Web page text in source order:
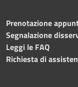
Prenotazione
Segnalazione
Leggi le FAQ
Richiesta di